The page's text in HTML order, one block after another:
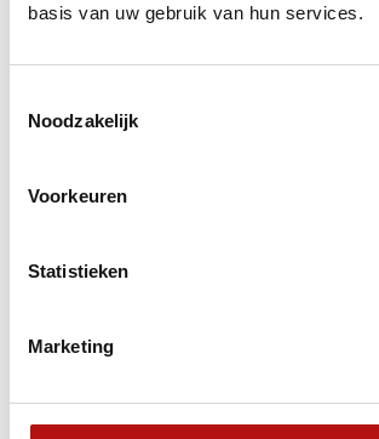
basis van uw gebruik van hun services.
Noodzakelijk
Voorkeuren
Statistieken
Marketing
Bekijk onze handige
en Zuid-Europa